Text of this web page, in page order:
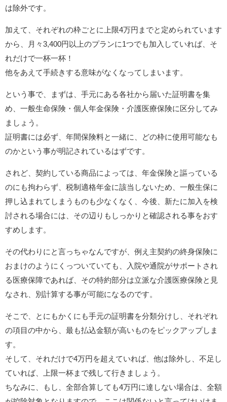
は除外です。
加えて、それぞれの枠ごとに上限4万円までと定められています
から、月々3,400円以上のプランに1つでも加入していれば、そ
れだけで一杯一杯！
他をあえて手続きする意味がなくなってしまいます。
という事で、まずは、手元にある各社から届いた証明書を集
め、一般生命保険・個人年金保険・介護医療保険に区分してみ
ましょう。
証明書には必ず、年間保険料と一緒に、どの枠に使用可能なも
のかという事が明記されているはずです。
されど、契約している商品によっては、年金保険と謳っている
のにも拘わらず、税制適格年金に該当しないため、一般生保に
押し込まれてしまうものも少なくなく、今後、新たに加入を検
討される場合には、その辺りもしっかりと確認される事をおす
すめします。
その代わりにと言っちゃなんですが、例え主契約の終身保険に
おまけのようにくっついていても、入院や通院がサポートされ
る医療保障であれば、その特約部分は立派な介護医療保険と見
なされ、別計算する事が可能になるのです。
そこで、とにもかくにも手元の証明書を分類分けし、それぞれ
の項目の中から、最も払込金額が高いものをピックアップしま
す。
そして、それだけで4万円を超えていれば、他は除外し、不足し
ていれば、上限一杯まで残して行きましょう。
ちなみに、もし、全部合算しても4万円に達しない場合は、全額